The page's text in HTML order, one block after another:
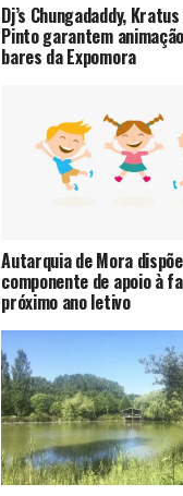
Dj’s Chungadaddy,
Pinto garantem
bares da Expomora
Autarquia de Mora
componente de apoio à
próximo ano letivo